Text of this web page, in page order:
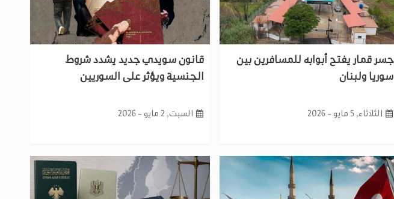
جسر قمار يفتح أبوابه للمسافرين بين
سوريا ولبنان
الثلاثاء, 5 مايو - 2026
قانون سويدي جديد يشدد شروط
الجنسية ويؤثر على السوريين
السبت, 2 مايو - 2026